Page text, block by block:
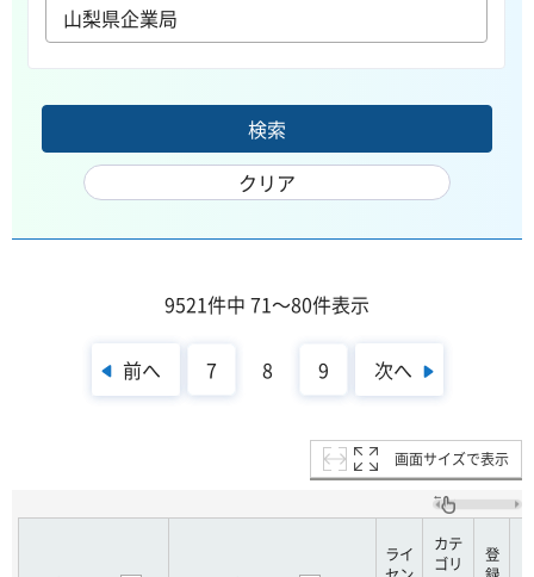
9521件中 71～80件表示
前へ 7 8 9 次へ
画面サイズで表示
ライ
カテ
ゴリ
登